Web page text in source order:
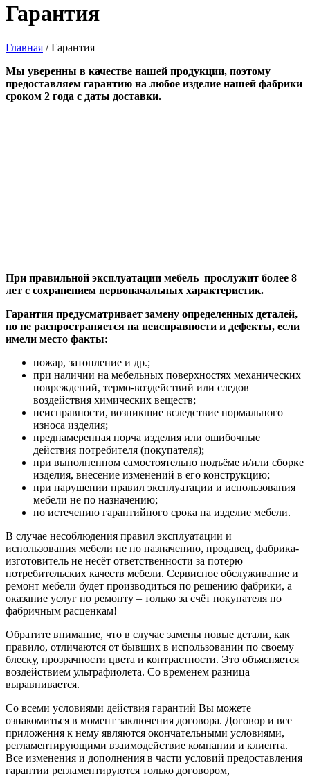
Гарантия
Главная /Гарантия
Мы уверенны в качестве нашей продукции, поэтому
предоставляем гарантию на любое изделие нашей фабрики
сроком 2 года с даты доставки.
При правильной эксплуатации мебель прослужит более 8
лет с сохранением первоначальных характеристик.
Гарантия предусматривает замену определенных деталей,
но не распространяется на неисправности и дефекты, если
имели место факты:
пожар, затопление и др.;
при наличии на мебельных поверхностях механических
повреждений, термо-воздействий или следов
воздействия химических веществ;
неисправности, возникшие вследствие нормального
износа изделия;
преднамеренная порча изделия или ошибочные
действия потребителя (покупателя);
при выполненном самостоятельно подъёме и/или сборке
изделия, внесение изменений в его конструкцию;
при нарушении правил эксплуатации и использования
мебели не по назначению;
по истечению гарантийного срока на изделие мебели.
В случае несоблюдения правил эксплуатации и
использования мебели не по назначению, продавец, фабрика-
изготовитель не несёт ответственности за потерю
потребительских качеств мебели. Сервисное обслуживание и
ремонт мебели будет производиться по решению фабрики, а
оказание услуг по ремонту – только за счёт покупателя по
фабричным расценкам!
Обратите внимание, что в случае замены новые детали, как
правило, отличаются от бывших в использовании по своему
блеску, прозрачности цвета и контрастности. Это объясняется
воздействием ультрафиолета. Со временем разница
выравнивается.
Со всеми условиями действия гарантий Вы можете
ознакомиться в момент заключения договора. Договор и все
приложения к нему являются окончательными условиями,
регламентирующими взаимодействие компании и клиента.
Все изменения и дополнения в части условий предоставления
гарантии регламентируются только договором,